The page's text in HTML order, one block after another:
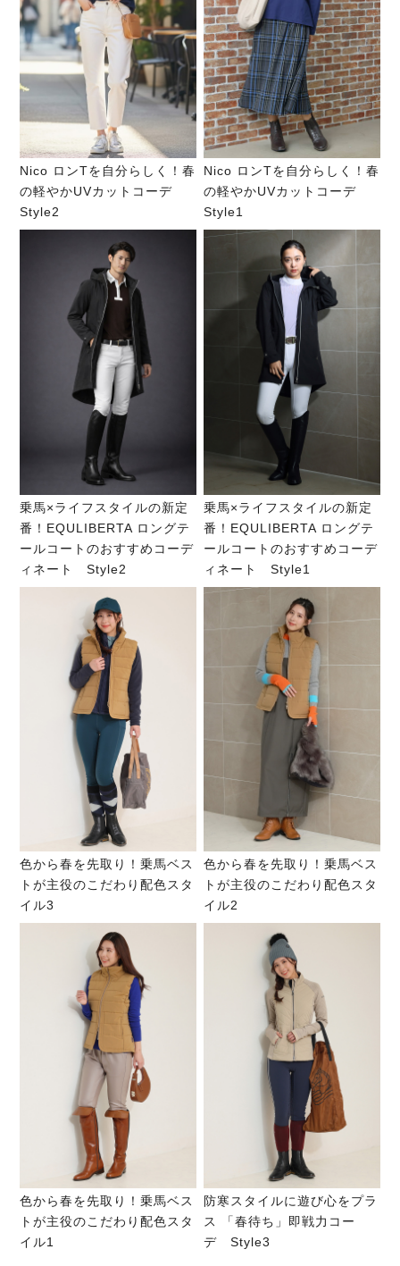
Nico ロンTを自分らしく！春
の軽やかUVカットコーデ
Style2
Nico ロンTを自分らしく！春
の軽やかUVカットコーデ
Style1
乗馬×ライフスタイルの新定
番！EQULIBERTA ロングテ
ールコートのおすすめコーデ
ィネート Style2
乗馬×ライフスタイルの新定
番！EQULIBERTA ロングテ
ールコートのおすすめコーデ
ィネート Style1
色から春を先取り！乗馬ベス
トが主役のこだわり配色スタ
イル3
色から春を先取り！乗馬ベス
トが主役のこだわり配色スタ
イル2
色から春を先取り！乗馬ベス
トが主役のこだわり配色スタ
イル1
防寒スタイルに遊び心をプラ
ス 「春待ち」即戦力コー
デ Style3